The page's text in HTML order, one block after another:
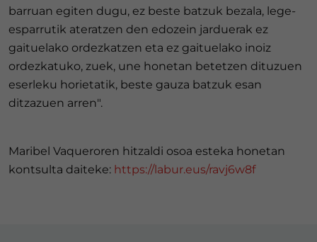
barruan egiten dugu, ez beste batzuk bezala, lege-
esparrutik ateratzen den edozein jarduerak ez
gaituelako ordezkatzen eta ez gaituelako inoiz
ordezkatuko, zuek, une honetan betetzen dituzuen
eserleku horietatik, beste gauza batzuk esan
ditzazuen arren".
Maribel Vaqueroren hitzaldi osoa esteka honetan
kontsulta daiteke: https://labur.eus/ravj6w8f